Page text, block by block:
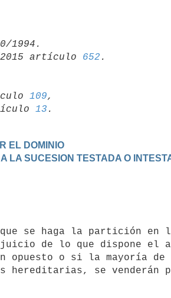
2015 artículo 652
109,
13
EL DOMINIO
LA SUCESION TESTADA O
de lo que dispone el
opuesto o si la mayoría
hereditarias, se venderán